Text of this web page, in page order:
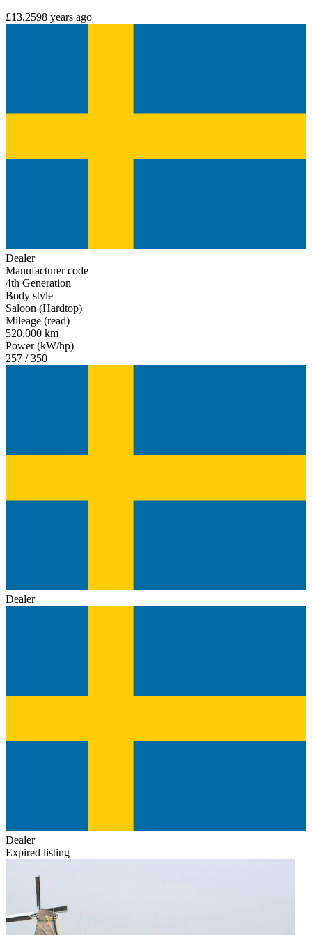
£13,2598 years ago
Dealer
Manufacturer code
4th Generation
Body style
Saloon (Hardtop)
Mileage (read)
520,000 km
Power (kW/hp)
257 / 350
Dealer
Dealer
Expired listing